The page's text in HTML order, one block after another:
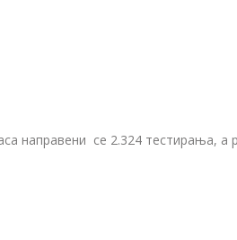
направени се 2.324 тестирања, а